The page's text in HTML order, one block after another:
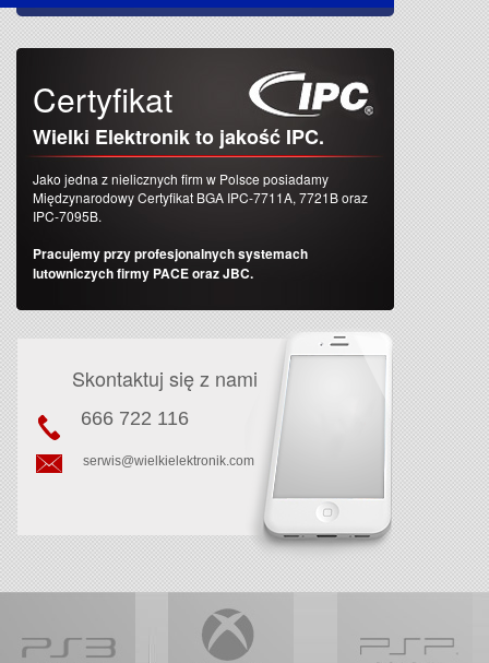
Certyfikat
Wielki Elektronik to jakość IPC.
Jako jedna z nielicznych firm w Polsce posiadamy
Międzynarodowy Certyfikat BGA IPC-7711A, 7721B oraz
IPC-7095B.
Pracujemy przy profesjonalnych systemach
lutowniczych firmy PACE oraz JBC.
Skontaktuj się z nami
666 722 116
serwis@wielkielektronik.com